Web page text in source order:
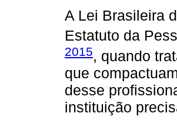
A Lei Brasileira
Estatuto da
2015, quando
que
desse
instituição